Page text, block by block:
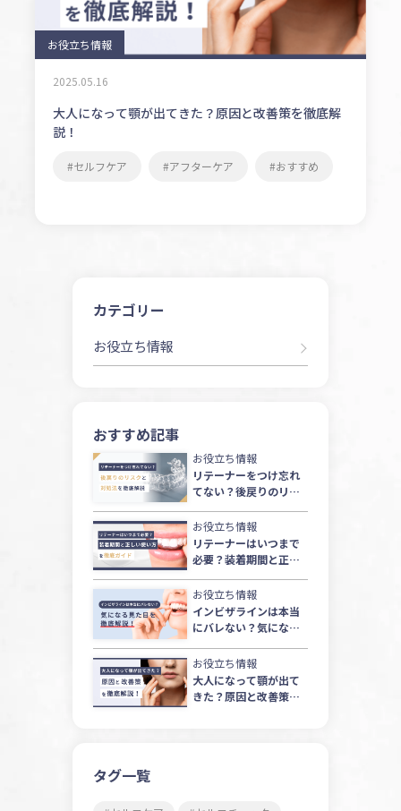
お役立ち情報
2025.05.16
大人になって顎が出てきた？原因と改善策を徹底解
説！
セルフケア アフターケア おすすめ
カテゴリー
お役立ち情報
おすすめ記事
お役立ち情報
リテーナーをつけ忘れ
てない？後戻りのリス
お役立ち情報
リテーナーはいつまで
必要？装着期間と正し
お役立ち情報
インビザラインは本当
にバレない？気になる
お役立ち情報
大人になって顎が出て
きた？原因と改善策を
タグ一覧